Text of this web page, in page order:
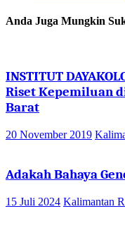
Anda Juga Mungkin
INSTITUT
Riset Kepemiluan
Barat
20 November 2019
Adakah Bahaya
15 Juli 2024 Kalimantan